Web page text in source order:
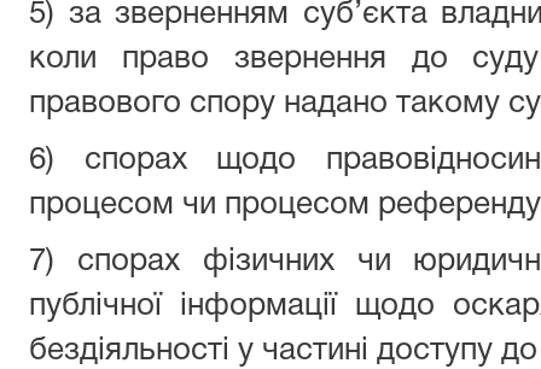
5) за зверненням суб’єкта
коли право звернення до
правового спору надано такому
6) спорах щодо
процесом чи процесом
7) спорах фізичних чи
публічної інформації щодо
бездіяльності у частині доступу